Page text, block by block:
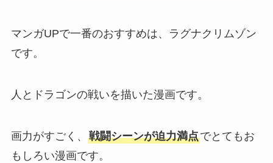
マンガUPで一番のおすすめは、ラグナクリムゾン
です。
人とドラゴンの戦いを描いた漫画です。
画力がすごく、 戦闘シーンが迫力満点でとてもお
もしろい漫画です。